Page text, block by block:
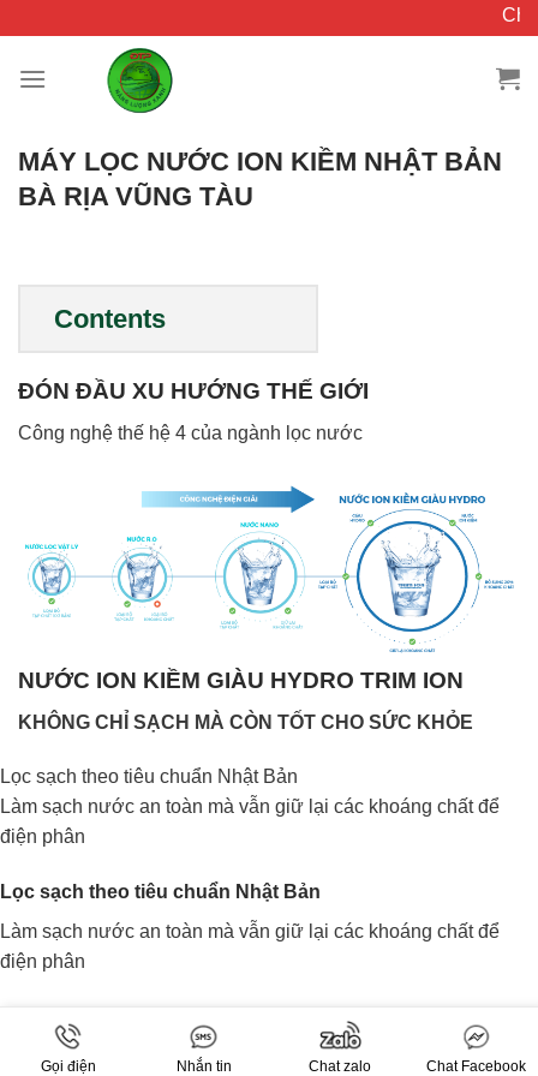
đến
nội
MÁY LỌC NƯỚC ION KIỀM NHẬT BẢN
BÀ RỊA VŨNG TÀU
Contents
ĐÓN ĐẦU XU HƯỚNG THẾ GIỚI
Công nghệ thế hệ 4 của ngành lọc nước
NƯỚC ION KIỀM GIÀU HYDRO TRIM ION
KHÔNG CHỈ SẠCH MÀ CÒN TỐT CHO SỨC KHỎE
Lọc sạch theo tiêu chuẩn Nhật Bản
Làm sạch nước an toàn mà vẫn giữ lại các khoáng chất để
điện phân
Lọc sạch theo tiêu chuẩn Nhật Bản
Làm sạch nước an toàn mà vẫn giữ lại các khoáng chất để
điện phân
Trung hòa Axit, ngăn ngừa dư thừa Axit
Cải thiện chức năng dạ dày, Cải thiện bệnh do thừa Axit
Gọi điện Nhắn tin Chat zalo Chat Facebook